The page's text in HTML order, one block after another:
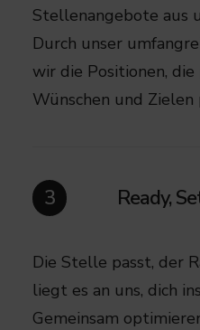
Stellenangebote aus
Durch unser
wir die Positionen,
Wünschen und Zielen
3 Ready,
Die Stelle passt, der
liegt es an uns, dich
Gemeinsam